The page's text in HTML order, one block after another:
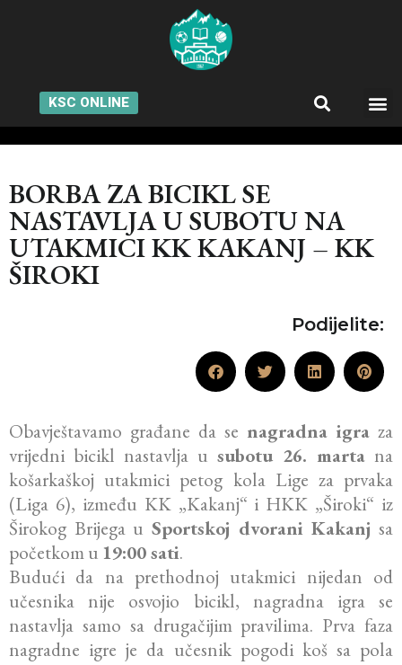
KSC ONLINE
BORBA ZA BICIKL SE
NASTAVLJA U SUBOTU NA
UTAKMICI KK KAKANJ – KK
ŠIROKI
Podijelite:
Obavještavamo građane da se nagradna igra za
vrijedni bicikl nastavlja u subotu 26. marta na
košarkaškoj utakmici petog kola Lige za prvaka
(Liga 6), između KK „Kakanj“ i HKK „Široki“ iz
Širokog Brijega u Sportskoj dvorani Kakanj sa
početkom u 19:00 sati.
Budući da na prethodnoj utakmici nijedan od
učesnika nije osvojio bicikl, nagradna igra se
nastavlja samo sa drugačijim pravilima. Prva faza
nagradne igre je da učesnik pogodi koš sa pola